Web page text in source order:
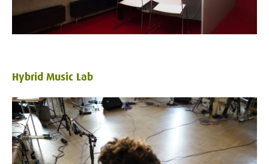
Hybrid Music Lab